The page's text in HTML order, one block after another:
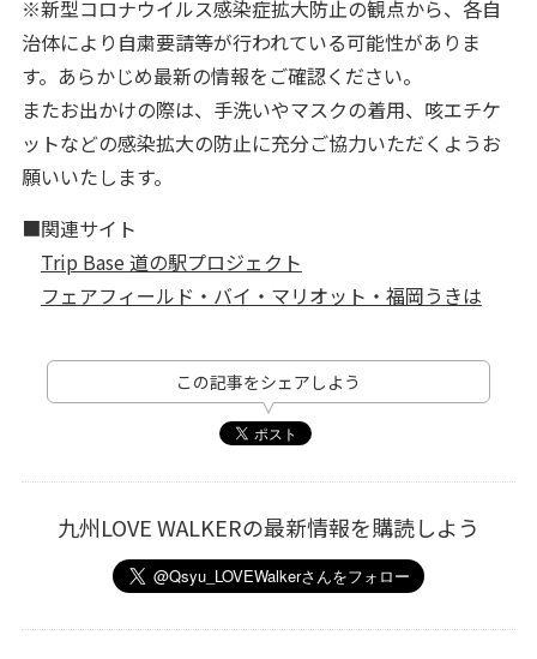
※新型コロナウイルス感染症拡大防止の観点から、各自
治体により自粛要請等が行われている可能性がありま
す。あらかじめ最新の情報をご確認ください。
またお出かけの際は、手洗いやマスクの着用、咳エチケ
ットなどの感染拡大の防止に充分ご協力いただくようお
願いいたします。
■関連サイト
Trip Base 道の駅プロジェクト
フェアフィールド・バイ・マリオット・福岡うきは
この記事をシェアしよう
九州LOVE WALKERの最新情報を購読しよう